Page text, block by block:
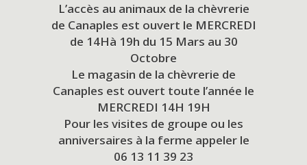
L’accès au animaux de la chèvrerie
de Canaples est ouvert le MERCREDI
de 14Hà 19h du 15 Mars au 30
Octobre
Le magasin de la chèvrerie de
Canaples est ouvert toute l’année le
MERCREDI 14H 19H
Pour les visites de groupe ou les
anniversaires à la ferme appeler le
06 13 11 39 23